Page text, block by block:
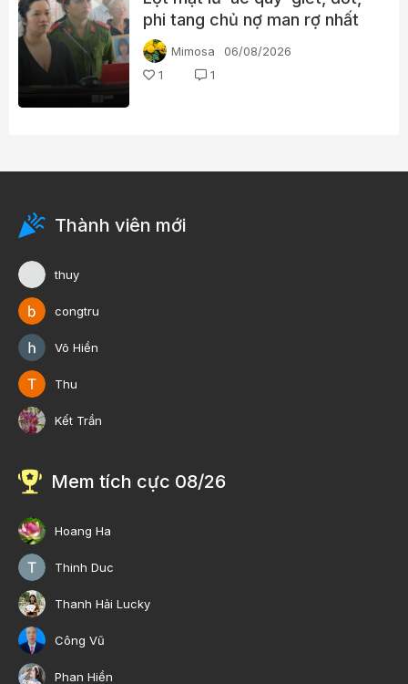
phi tang chủ nợ man rợ nhất
trong lịch sử
Mimosa
06/08/2026
1
1
Thành viên mới
thuy
congtru
Võ Hiền
Thu
Kết Trần
Mem tích cực 08/26
Hoang Ha
Thinh Duc
Thanh Hải Lucky
Công Vũ
Phan Hiền